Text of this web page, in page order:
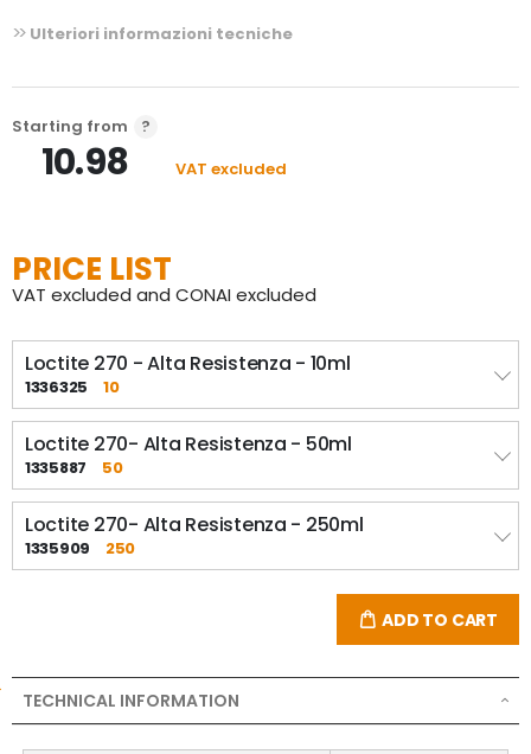
Ulteriori informazioni tecniche
Starting from
10.98 VAT excluded
PRICE LIST
VAT excluded and CONAI excluded
Loctite 270 - Alta Resistenza - 10ml
1336325 10
Loctite 270- Alta Resistenza - 50ml
1335887 50
Loctite 270- Alta Resistenza - 250ml
1335909 250
ADD TO CART
TECHNICAL INFORMATION